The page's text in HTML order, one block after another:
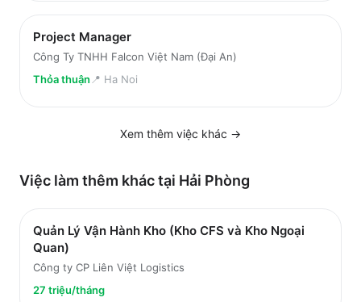
Project Manager
Công Ty TNHH Falcon Việt Nam (Đại An)
Thỏa thuận 📍 Ha Noi
Xem thêm việc khác →
Việc làm thêm khác tại Hải Phòng
Quản Lý Vận Hành Kho (Kho CFS và Kho Ngoại
Quan)
Công ty CP Liên Việt Logistics
27 triệu/tháng